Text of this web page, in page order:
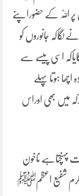
اللّٰہ کے حضوراپنے
لگاکہ جانوروں کو
اسی پیسے سے
ہوتا پہلے
میں بھی اوراس
پہنچتاہے ناخون
اکرم شفیع اعظمﷺ